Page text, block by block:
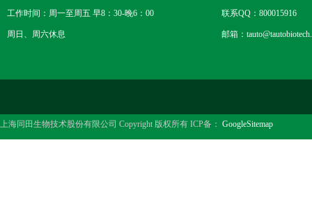
工作时间：周一至周五 早8：30-晚6：00
周日、周六休息
联系QQ：800015916
邮箱：
上海同田生物技术股份有限公司 Copyright 版权所有 ICP备： GoogleSitemap